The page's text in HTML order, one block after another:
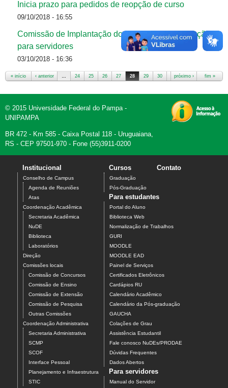
Inicia prazo para pedidos de reopção de curso
09/10/2018 - 16:55
Comissão de Implantação do SEI realiza capacitação
para servidores
03/10/2018 - 16:36
« início ‹ anterior … 24 25 26 27 28 29 30 31 32
próximo › fim »
© 2015 Universidade Federal do Pampa -
UNIPAMPA
BR 472 - Km 585 - Caixa Postal 118 - Uruguaiana,
RS - CEP 97501-970 - Fone (55)3911-0200
Institucional
Conselho de Campus
Agenda de Reuniões
Atas
Coordenação Acadêmica
Secretaria Acadêmica
NuDE
Biblioteca
Laboratórios
Direção
Comissões locais
Comissão de Concursos
Comissão de Ensino
Comissão de Extensão
Comissão de Pesquisa
Outras Comissões
Coordenação Administrativa
Secretaria Administrativa
SCMP
SCOF
Interface Pessoal
Planejamento e Infraestrutura
STIC
Cursos
Graduação
Pós-Graduação
Contato
Para estudantes
Portal do Aluno
Biblioteca Web
Normalização de Trabalhos
GURI
MOODLE
MOODLE EAD
Painel de Serviços
Certificados Eletrônicos
Cardápios RU
Calendário Acadêmico
Calendário da Pós-graduação
GAUCHA
Colações de Grau
Assistência Estudantil
Fale conosco NuDEs/PRODAE
Dúvidas Frequentes
Dados Abertos
Para servidores
Manual do Servidor